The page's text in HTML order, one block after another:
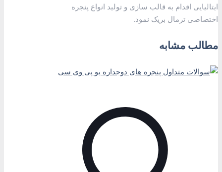
ایتالیایی اقدام به قالب سازی و تولید انواع پنجره
اختصاصی ترمال بریک نمود.
مطالب مشابه